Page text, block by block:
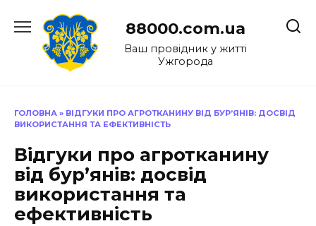
до
88000.com.ua
Ваш провідник у житті
Ужгорода
ГОЛОВНА » ВІДГУКИ ПРО АГРОТКАНИНУ ВІД БУР’ЯНІВ: ДОСВІД
ВИКОРИСТАННЯ ТА ЕФЕКТИВНІСТЬ
Відгуки про агротканину
від бур’янів: досвід
використання та
ефективність